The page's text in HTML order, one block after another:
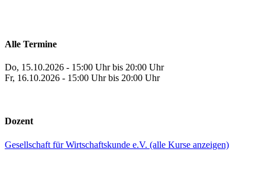
Alle Termine
Do, 15.10.2026 - 15:00 Uhr bis 20:00 Uhr
Fr, 16.10.2026 - 15:00 Uhr bis 20:00 Uhr
Dozent
Gesellschaft für Wirtschaftskunde e.V. (alle Kurse anzeigen)